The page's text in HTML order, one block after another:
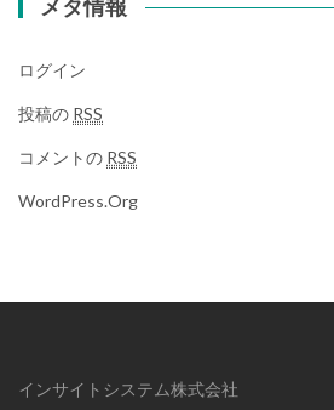
メタ情報
ログイン
投稿の RSS
コメントの RSS
WordPress.org
インサイトシステム株式会社